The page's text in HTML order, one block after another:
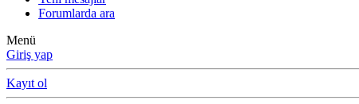
Forumlarda ara
Menü
Giriş yap
Kayıt ol